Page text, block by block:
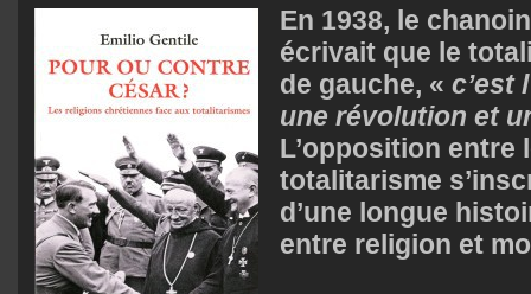
En 1938, le
écrivait que le
de gauche, «c’est
une révolution et
L’opposition entre
totalitarisme
d’une longue
entre religion et